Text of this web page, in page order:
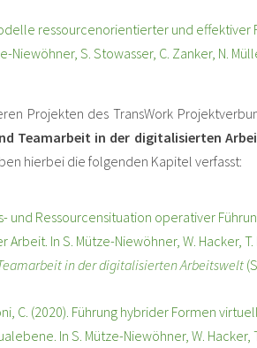
ressourcenorientierter und
Niewöhner, S. Stowasser, C. Zanker, N.
Projekten des TransWork
Teamarbeit in der digitalisierten
hierbei die folgenden Kapitel verfasst:
und Ressourcensituation operativer
In S. Mütze-Niewöhner, W. Hacker, T.
in der digitalisierten Arbeitswelt
C. (2020). Führung hybrider Formen
In S. Mütze-Niewöhner, W. Hacker,